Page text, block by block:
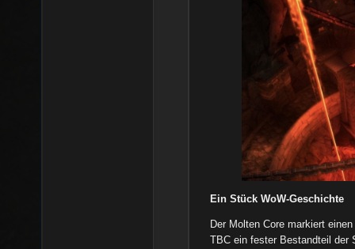
Ein Stück WoW-Geschichte
Der Molten Core markiert
TBC ein fester Bestandteil der